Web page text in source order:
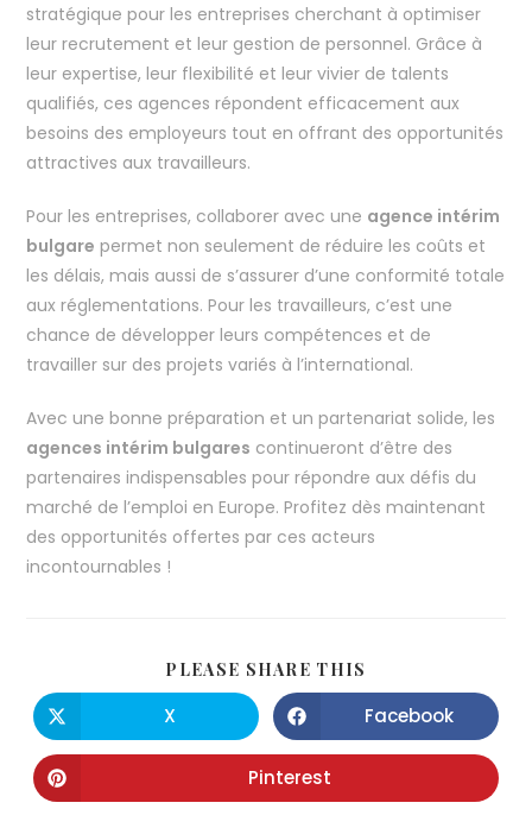
stratégique pour les entreprises cherchant à optimiser
leur recrutement et leur gestion de personnel. Grâce à
leur expertise, leur flexibilité et leur vivier de talents
qualifiés, ces agences répondent efficacement aux
besoins des employeurs tout en offrant des opportunités
attractives aux travailleurs.
Pour les entreprises, collaborer avec une agence intérim
bulgare permet non seulement de réduire les coûts et
les délais, mais aussi de s’assurer d’une conformité totale
aux réglementations. Pour les travailleurs, c’est une
chance de développer leurs compétences et de
travailler sur des projets variés à l’international.
Avec une bonne préparation et un partenariat solide, les
agences intérim bulgares continueront d’être des
partenaires indispensables pour répondre aux défis du
marché de l’emploi en Europe. Profitez dès maintenant
des opportunités offertes par ces acteurs
incontournables !
PLEASE SHARE THIS
X Facebook
Pinterest